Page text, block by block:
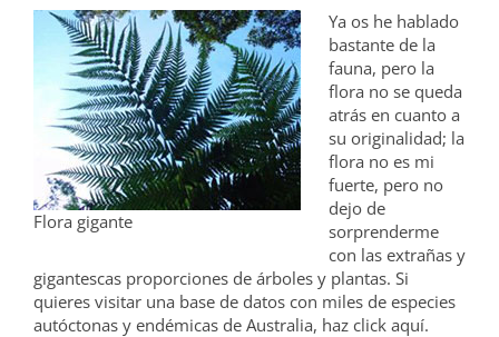
Flora gigante
Ya os he hablado
bastante de la
fauna, pero la
flora no se queda
atrás en cuanto a
su originalidad; la
flora no es mi
fuerte, pero no
dejo de
sorprenderme
con las extrañas y
gigantescas proporciones de árboles y plantas. Si
quieres visitar una base de datos con miles de especies
autóctonas y endémicas de Australia, haz click aquí.